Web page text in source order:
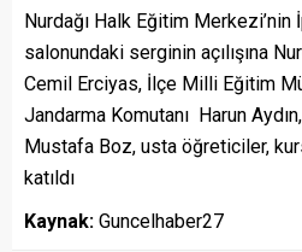
Nurdağı Halk Eğitim
salonundaki serginin açılışına
Cemil Erciyas, İlçe Milli Eğitim
Jandarma Komutanı Harun
Mustafa Boz, usta öğreticiler,
katıldı
Kaynak: Guncelhaber27